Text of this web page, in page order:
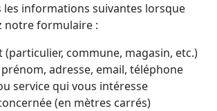
les informations suivantes lorsque
notre formulaire :
commune, magasin, etc.)
adresse, email, téléphone
service qui vous intéresse
(en mètres carrés)